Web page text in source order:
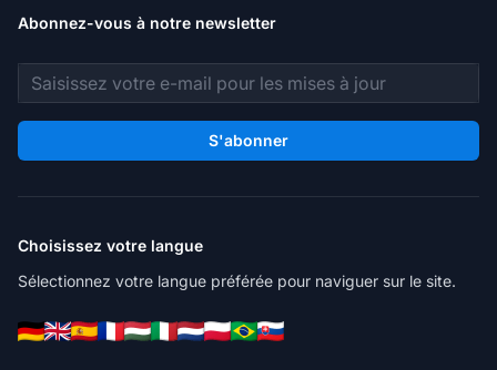
Abonnez-vous à notre newsletter
Adresse e-mail
S'abonner
Choisissez votre langue
Sélectionnez votre langue préférée pour naviguer sur le site.